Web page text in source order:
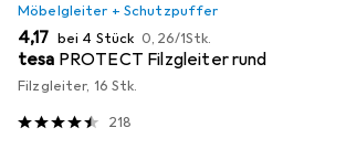
Möbelgleiter + Schutzpuffer
EUR
4,17 bei 4 Stück EUR
0,26/1Stk.
tesa PROTECT Filzgleiter rund
Filzgleiter, 16 Stk.
218